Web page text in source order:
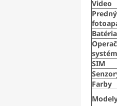
Video
Predný
Batéria
systém
SIM
Farby